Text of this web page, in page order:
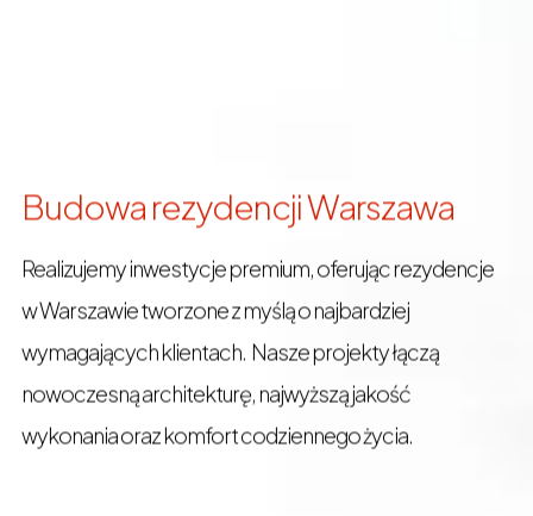
Budowa rezydencji Warszawa
Realizujemy inwestycje premium, oferując rezydencje
w Warszawie tworzone z myślą o najbardziej
wymagających klientach. Nasze projekty łączą
nowoczesną architekturę, najwyższą jakość
wykonania oraz komfort codziennego życia.